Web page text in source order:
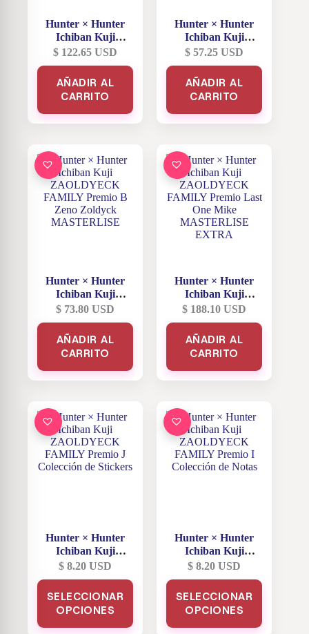
Hunter × Hunter
Ichiban Kuji
ZAOLDYECK
FAMILY Premio D
Killua Zoldyck
MASTERLISE
$ 122.65 USD
AÑADIR AL
CARRITO
Hunter × Hunter
Ichiban Kuji
ZAOLDYECK
FAMILY Premio C
Silva Zoldyck
MASTERLISE
$ 57.25 USD
AÑADIR AL
CARRITO
Hunter × Hunter
Ichiban Kuji
ZAOLDYECK
FAMILY Premio B
Zeno Zoldyck
MASTERLISE
$ 73.80 USD
AÑADIR AL
CARRITO
Hunter × Hunter
Ichiban Kuji
ZAOLDYECK
FAMILY Premio
Last One Mike
MASTERLISE
EXTRA
$ 188.10 USD
AÑADIR AL
CARRITO
Hunter × Hunter
Ichiban Kuji
ZAOLDYECK
FAMILY Premio J
Colección de
Stickers
$ 8.20 USD
SELECCIONAR
OPCIONES
producto
tiene
Hunter × Hunter
Ichiban Kuji
ZAOLDYECK
FAMILY Premio I
Colección de Notas
$ 8.20 USD
SELECCIONAR
OPCIONES
producto
tiene